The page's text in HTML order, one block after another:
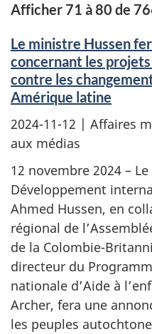
Afficher 71 à 80 de
Le ministre Hussen
concernant les
contre les
Amérique latine
2024-11-12 | Affaires
aux médias
12 novembre 2024 –
Développement
Ahmed Hussen, en
régional de
de la Colombie-
directeur du
nationale d’Aide à
Archer, fera une
les peuples